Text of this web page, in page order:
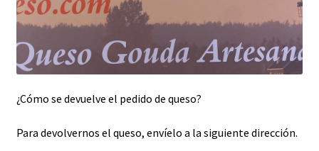
¿Cómo se devuelve el pedido de queso?
Para devolvernos el queso, envíelo a la siguiente dirección.